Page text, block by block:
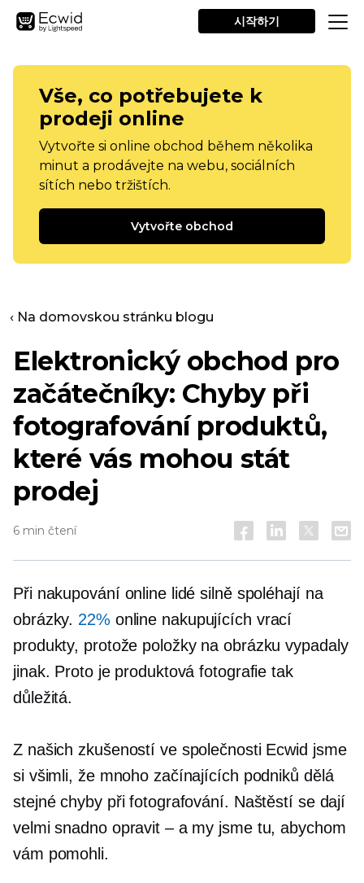
시작하기
Vše, co potřebujete k
prodeji online
Vytvořte si online obchod během několika
minut a prodávejte na webu, sociálních
sítích nebo tržištích.
Vytvořte obchod
‹ Na domovskou stránku blogu
Elektronický obchod pro
začátečníky: Chyby při
fotografování produktů,
které vás mohou stát
prodej
6 min čtení
Při nakupování online lidé silně spoléhají na
obrázky. 22% online nakupujících vrací
produkty, protože položky na obrázku vypadaly
jinak. Proto je produktová fotografie tak
důležitá.
Z našich zkušeností ve společnosti Ecwid jsme
si všimli, že mnoho začínajících podniků dělá
stejné chyby při fotografování. Naštěstí se dají
velmi snadno opravit – a my jsme tu, abychom
vám pomohli.